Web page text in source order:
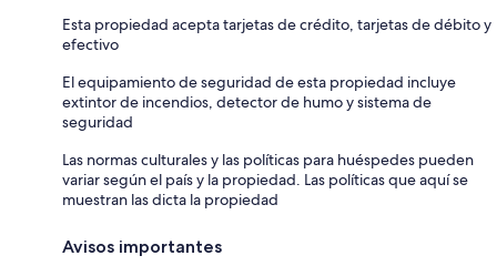
Esta propiedad acepta tarjetas de crédito, tarjetas de débito y
efectivo
El equipamiento de seguridad de esta propiedad incluye
extintor de incendios, detector de humo y sistema de
seguridad
Las normas culturales y las políticas para huéspedes pueden
variar según el país y la propiedad. Las políticas que aquí se
muestran las dicta la propiedad
Avisos importantes